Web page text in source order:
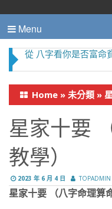
Menu
從命理看「一夜情」
Home » 未分類 »
星家十要
教學）
2023 年 6 月 4 日 TOPADMIN
星家十要 （八字命理算